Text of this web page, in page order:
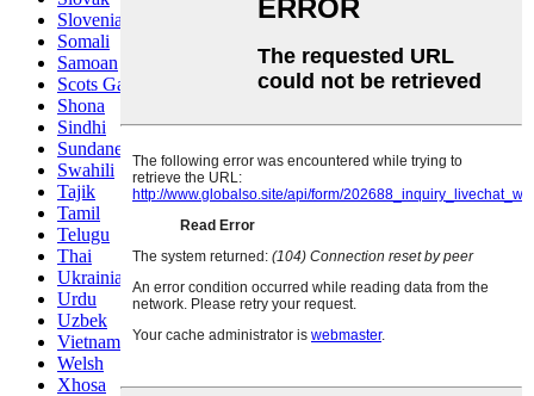
Slovenian
Somali
Samoan
Scots Gaelic
Shona
Sindhi
Sundanese
Swahili
Tajik
Tamil
Telugu
Thai
Ukrainian
Urdu
Uzbek
Vietnamese
Welsh
Xhosa